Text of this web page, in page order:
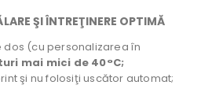
ŞI ÎNTREŢINERE OPTIMĂ
dos (cu personalizarea în
mai mici de 40°C;
şi nu folosiţi uscător automat;